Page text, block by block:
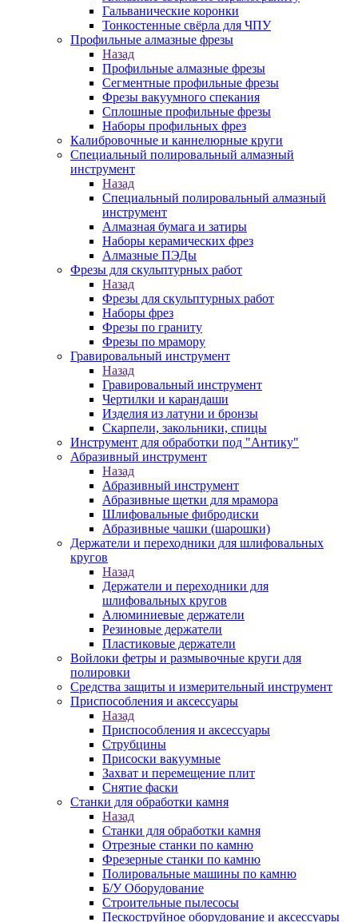
Гальванические коронки
Тонкостенные свёрла для ЧПУ
Профильные алмазные фрезы
Назад
Профильные алмазные фрезы
Сегментные профильные фрезы
Фрезы вакуумного спекания
Сплошные профильные фрезы
Наборы профильных фрез
Калибровочные и каннелюрные круги
Специальный полировальный алмазный
инструмент
Назад
Специальный полировальный алмазный
инструмент
Алмазная бумага и затиры
Наборы керамических фрез
Алмазные ПЭДы
Фрезы для скульптурных работ
Назад
Фрезы для скульптурных работ
Наборы фрез
Фрезы по граниту
Фрезы по мрамору
Гравировальный инструмент
Назад
Гравировальный инструмент
Чертилки и карандаши
Изделия из латуни и бронзы
Скарпели, закольники, спицы
Инструмент для обработки под "Антику"
Абразивный инструмент
Назад
Абразивный инструмент
Абразивные щетки для мрамора
Шлифовальные фибродиски
Абразивные чашки (шарошки)
Держатели и переходники для шлифовальных
кругов
Назад
Держатели и переходники для
шлифовальных кругов
Алюминиевые держатели
Резиновые держатели
Пластиковые держатели
Войлоки фетры и размывочные круги для
полировки
Средства защиты и измерительный инструмент
Приспособления и аксессуары
Назад
Приспособления и аксессуары
Струбцины
Присоски вакуумные
Захват и перемещение плит
Снятие фаски
Станки для обработки камня
Назад
Станки для обработки камня
Отрезные станки по камню
Фрезерные станки по камню
Полировальные машины по камню
Б/У Оборудование
Строительные пылесосы
Пескоструйное оборудование и аксессуары